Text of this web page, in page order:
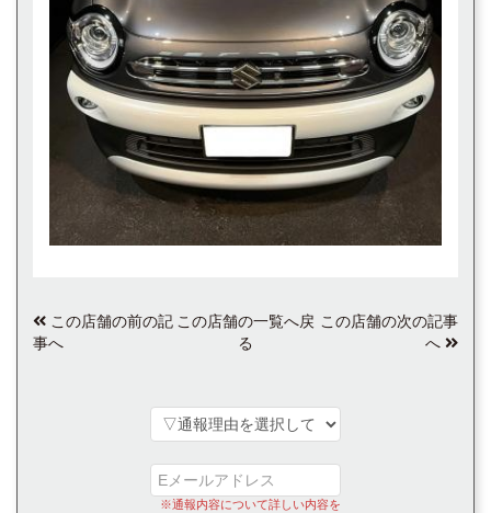
この店舗の前の記
事へ
この店舗の一覧へ戻
る
この店舗の次の記事
へ
※通報内容について詳しい内容を